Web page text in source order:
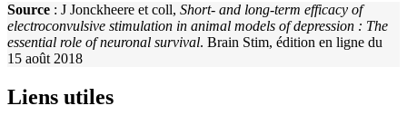
Source : J Jonckheere et coll, Short- and long-term efficacy of
electroconvulsive stimulation in animal models of depression : The
essential role of neuronal survival. Brain Stim, édition en ligne du
15 août 2018
Liens utiles